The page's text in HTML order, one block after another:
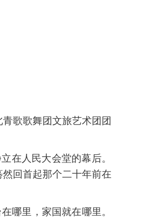
歌歌舞团文旅艺术团团
在人民大会堂的幕后。
回首起那个二十年前在
哪里，家国就在哪里。